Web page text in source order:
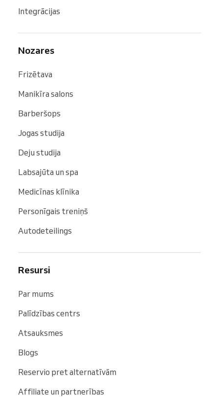
Integrācijas
Nozares
Frizētava
Manikīra salons
Barberšops
Jogas studija
Deju studija
Labsajūta un spa
Medicīnas klīnika
Personīgais treniņš
Autodeteilings
Resursi
Par mums
Palīdzības centrs
Atsauksmes
Blogs
Reservio pret alternatīvām
Affiliate un partnerības